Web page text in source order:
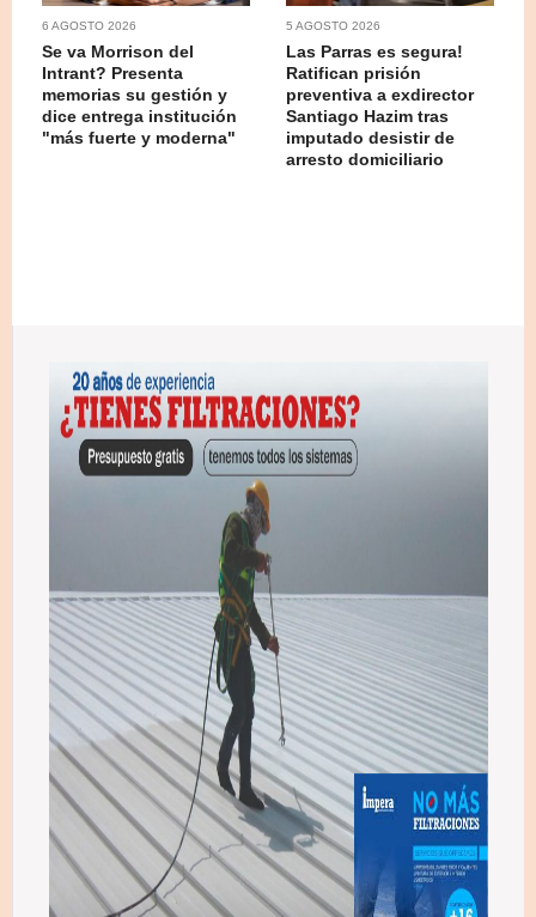
6 AGOSTO 2026
Se va Morrison del
Intrant? Presenta
memorias su gestión y
dice entrega institución
"más fuerte y moderna"
5 AGOSTO 2026
Las Parras es segura!
Ratifican prisión
preventiva a exdirector
Santiago Hazim tras
imputado desistir de
arresto domiciliario